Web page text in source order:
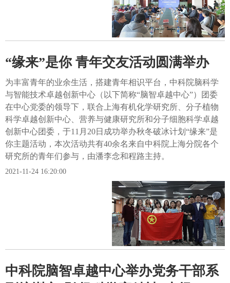
“缘来”是你 青年交友活动圆满举办
为丰富青年的业余生活，搭建青年相识平台，中科院脑科学
与智能技术卓越创新中心（以下简称“脑智卓越中心”）团委
在中心党委的领导下，联合上海有机化学研究所、分子植物
科学卓越创新中心、营养与健康研究所和分子细胞科学卓越
创新中心团委，于11月20日成功举办秋冬破冰计划“缘来”是
你主题活动，本次活动共有40余名来自中科院上海分院各个
研究所的青年们参与，由潘李念和程路主持。
2021-11-24 16:20:00
中科院脑智卓越中心举办党务干部系